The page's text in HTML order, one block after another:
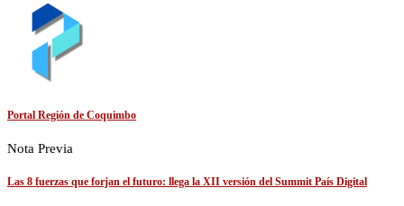
Portal Región de Coquimbo
Nota Previa
Las 8 fuerzas que forjan el futuro: llega la XII versión del Summit País Digital